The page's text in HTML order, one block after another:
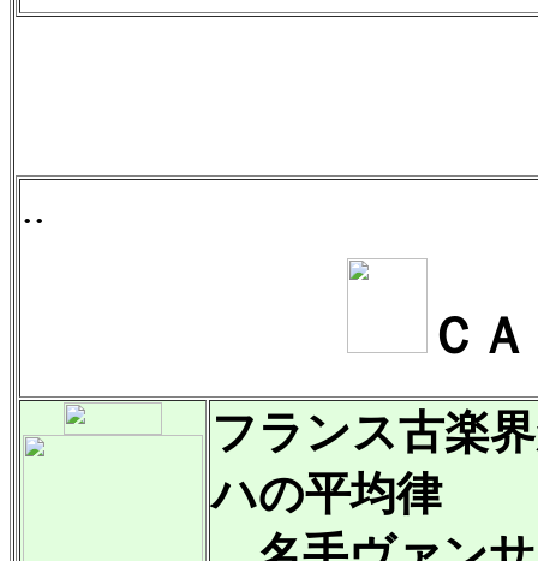
..
Ｃ
フランス古楽
ハの平均律